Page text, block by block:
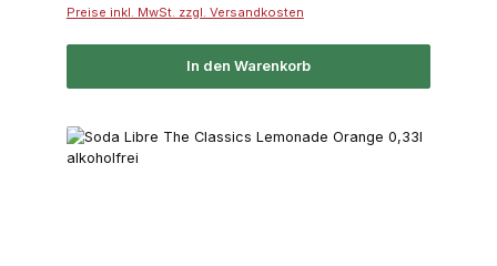
Preise inkl. MwSt. zzgl. Versandkosten
In den Warenkorb